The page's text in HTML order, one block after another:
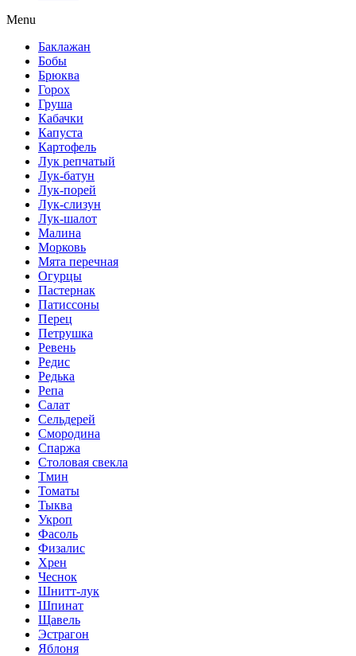
Menu
Баклажан
Бобы
Брюква
Горох
Груша
Кабачки
Капуста
Картофель
Лук репчатый
Лук-батун
Лук-порей
Лук-слизун
Лук-шалот
Малина
Морковь
Мята перечная
Огурцы
Пастернак
Патиссоны
Перец
Петрушка
Ревень
Редис
Редька
Репа
Салат
Сельдерей
Смородина
Спаржа
Столовая свекла
Тмин
Томаты
Тыква
Укроп
Фасоль
Физалис
Хрен
Чеснок
Шнитт-лук
Шпинат
Щавель
Эстрагон
Яблоня